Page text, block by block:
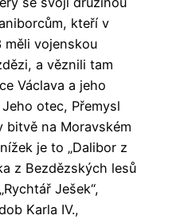
kteří v
měli vojenskou
a věznili tam
Václava a jeho
otec, Přemysl
bitvě na Moravském
je to „Dalibor z
z Bezdězských lesů
Ješek“,
Karla IV.,